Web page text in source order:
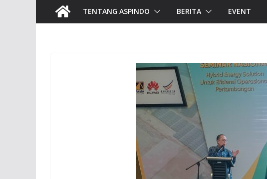
TENTANG ASPINDO BERITA EVENT